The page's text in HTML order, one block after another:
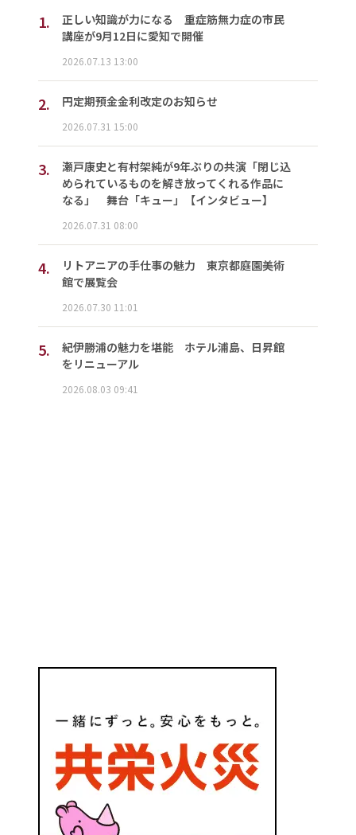
1.
正しい知識が力になる 重症筋無力症の市民
講座が9月12日に愛知で開催
2026.07.13 13:00
2. 円定期預金金利改定のお知らせ
2026.07.31 15:00
3.
瀬戸康史と有村架純が9年ぶりの共演「閉じ込
められているものを解き放ってくれる作品に
なる」 舞台「キュー」【インタビュー】
2026.07.31 08:00
4.
リトアニアの手仕事の魅力 東京都庭園美術
館で展覧会
2026.07.30 11:01
5.
紀伊勝浦の魅力を堪能 ホテル浦島、日昇館
をリニューアル
2026.08.03 09:41